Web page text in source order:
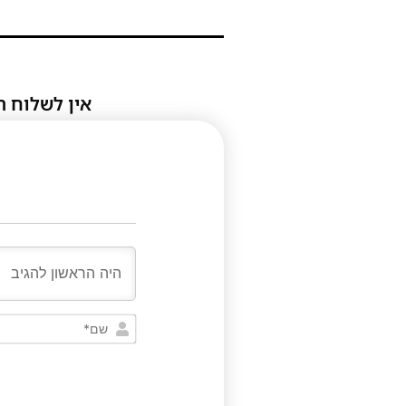
אין לשלוח